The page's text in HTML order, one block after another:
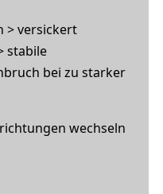
> versickert
stabile
bei zu starker
wechseln